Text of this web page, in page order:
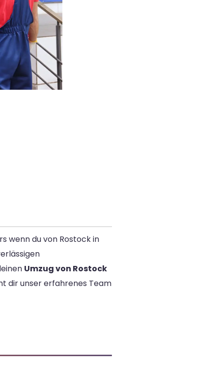
wenn du von Rostock in
Umzug von Rostock
dir unser erfahrenes Team